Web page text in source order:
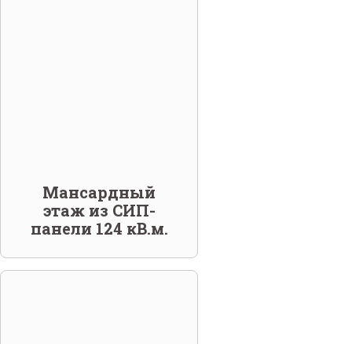
Мансардный
этаж из СИП-
панели 124 кВ.м.